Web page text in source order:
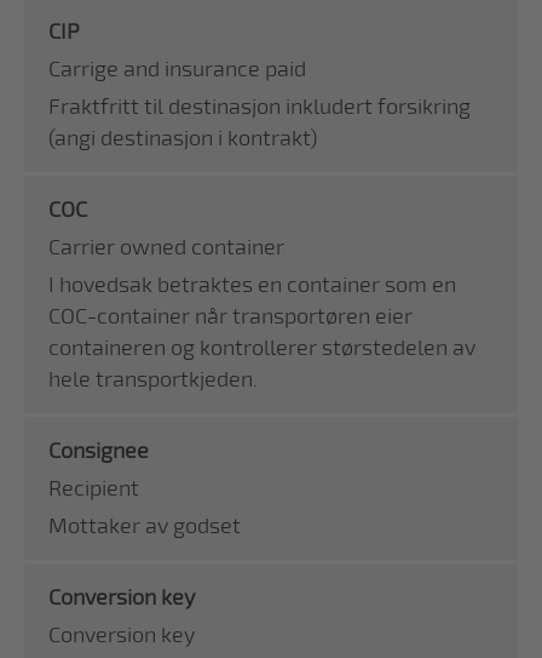
CIP
Carrige and insurance paid
Fraktfritt til destinasjon inkludert forsikring
(angi destinasjon i kontrakt)
COC
Carrier owned container
I hovedsak betraktes en container som en
COC-container når transportøren eier
containeren og kontrollerer størstedelen av
hele transportkjeden.
Consignee
Recipient
Mottaker av godset
Conversion key
Conversion key